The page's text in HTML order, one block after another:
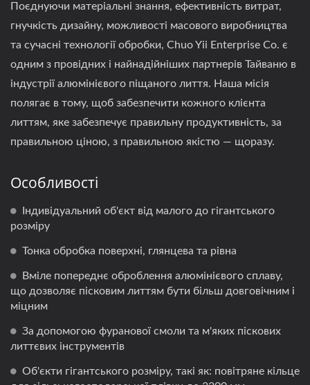
Поєднуючи матеріальні знання, ефективність витрат,
гнучкість дизайну, можливості масового виробництва
та сучасні технології обробки, Chuo Yii Enterprise Co. є
одним з провідних і найнадійніших партнерів Тайваню в
індустрії алюмінієвого піщаного лиття. Наша місія
полягає в тому, щоб забезпечити кожного клієнта
литтям, яке забезпечує правильну продуктивність, за
правильною ціною, з правильною якістю — щоразу.
Особливості
Індивідуальний об'єкт від малого до гігантського
розміру
Тонка обробка поверхні, глянцева та рівна
Вміле попереднє оброблення алюмінієвого сплаву,
що дозволяє пісковим литтям бути більш довговічним і
міцним
За допомогою фуранової смоли та м'яких піскових
литтєвих інструментів
Об'єкти гігантського розміру, такі як: повітряне кільце